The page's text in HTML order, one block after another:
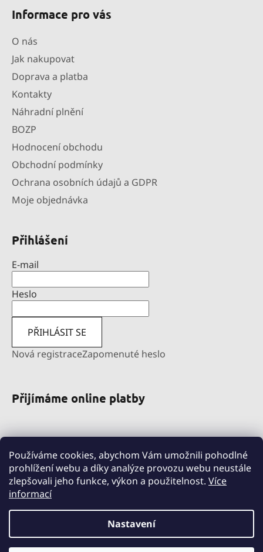
Používáme cookies, abychom Vám umožnili pohodlné
prohlížení webu a díky analýze provozu webu neustále
zlepšovali jeho funkce, výkon a použitelnost. Více
informací
Nastavení
Informace pro vás
O nás
Jak nakupovat
Doprava a platba
Kontakty
Náhradní plnění
BOZP
Hodnocení obchodu
Obchodní podmínky
Ochrana osobních údajů a GDPR
Moje objednávka
Přihlášení
E-mail
Heslo
PŘIHLÁSIT SE
Nová registraceZapomenuté heslo
Přijímáme online platby
nahradniplneni.duko.eu
detske-obleceni-duko.cz